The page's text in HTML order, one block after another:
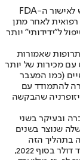
הטיפול שהשלב השלישי שלו הסתיים בהצלחה והוגש לאישור ה-FDA
לאחר מתן
ל״ידידותי״ יותר
שאמורות
עם מכירות של יותר
(כמו המעבר
להתמודד עם
שהבקשה
ובעיקר בשני
שנוצר בשנים
בתהליך הזה
כשהחוב הפיננסי נטו ירד מרמה של כמעט 19 מיליארד דולר בסוף 2022,